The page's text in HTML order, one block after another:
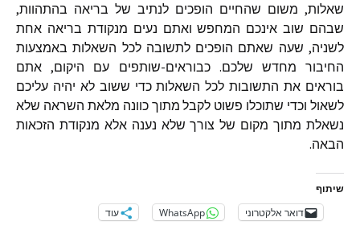
שאלות, משום שהחיים הופכים לנתיב של בריאה בהתהוות,
שבהם שוב אינכם המחפש ואתם נעים מנקודת בריאה אחת
לשניה, שעה שאתם הופכים לתשובה לכל השאלות באמצעות
החיבור מחדש שלכם. כבוראים-שותפים עם היקום, אתם
בוראים את התשובות לכל השאלות כדי ששוב לא יהיה עליכם
לשאול וכדי שתוכלו פשוט לקבל מתוך כוונה מלאת השראה שלא
נשאלת מתוך מקום של צורך שלא נענה אלא מנקודת הזכאות
הבאה.
שיתוף
דואר אלקטרוני WhatsApp עוד